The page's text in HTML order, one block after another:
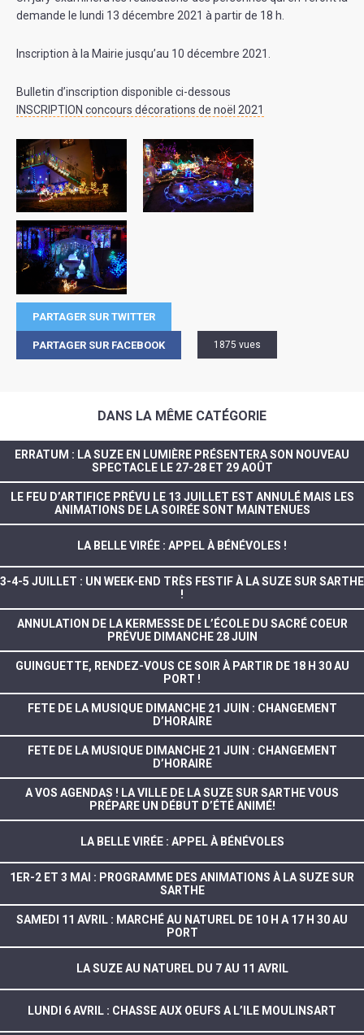
demande le lundi 13 décembre 2021 à partir de 18 h.
Inscription à la Mairie jusqu’au 10 décembre 2021.
Bulletin d’inscription disponible ci-dessous
INSCRIPTION concours décorations de noël 2021
PARTAGER SUR TWITTER
PARTAGER SUR FACEBOOK 1875 vues
DANS LA MÊME CATÉGORIE
ERRATUM : LA SUZE EN LUMIÈRE PRÉSENTERA SON NOUVEAU
SPECTACLE LE 27-28 ET 29 AOÛT
LE FEU D’ARTIFICE PRÉVU LE 13 JUILLET EST ANNULÉ MAIS LES
ANIMATIONS DE LA SOIRÉE SONT MAINTENUES
LA BELLE VIRÉE : APPEL À BÉNÉVOLES !
3-4-5 JUILLET : UN WEEK-END TRÈS FESTIF À LA SUZE SUR SARTHE
!
ANNULATION DE LA KERMESSE DE L’ÉCOLE DU SACRÉ COEUR
PRÉVUE DIMANCHE 28 JUIN
GUINGUETTE, RENDEZ-VOUS CE SOIR À PARTIR DE 18 H 30 AU
PORT !
FETE DE LA MUSIQUE DIMANCHE 21 JUIN : CHANGEMENT
D’HORAIRE
FETE DE LA MUSIQUE DIMANCHE 21 JUIN : CHANGEMENT
D’HORAIRE
A VOS AGENDAS ! LA VILLE DE LA SUZE SUR SARTHE VOUS
PRÉPARE UN DÉBUT D’ÉTÉ ANIMÉ!
LA BELLE VIRÉE : APPEL À BÉNÉVOLES
1ER-2 ET 3 MAI : PROGRAMME DES ANIMATIONS À LA SUZE SUR
SARTHE
SAMEDI 11 AVRIL : MARCHÉ AU NATUREL DE 10 H A 17 H 30 AU
PORT
LA SUZE AU NATUREL DU 7 AU 11 AVRIL
LUNDI 6 AVRIL : CHASSE AUX OEUFS A L’ILE MOULINSART